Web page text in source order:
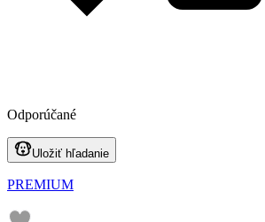
Odporúčané
Uložiť hľadanie
PREMIUM